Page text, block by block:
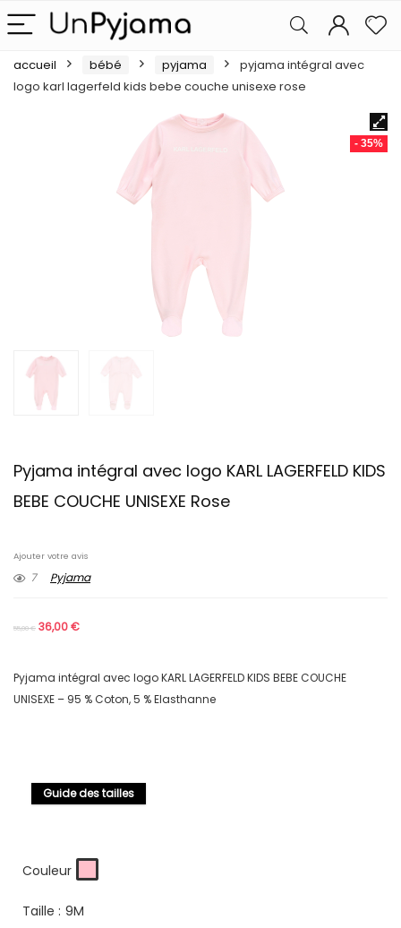
accueil bébé pyjama
pyjama intégral avec
logo karl lagerfeld kids bebe couche unisexe rose
- 35%
Pyjama intégral avec logo KARL LAGERFELD KIDS
BEBE COUCHE UNISEXE Rose
Ajouter votre avis
7 Pyjama
55,00€ 36,00€
Pyjama intégral avec logo KARL LAGERFELD KIDS BEBE COUCHE
UNISEXE – 95 % Coton, 5 % Elasthanne
Guide des tailles
Couleur
Taille : 9M